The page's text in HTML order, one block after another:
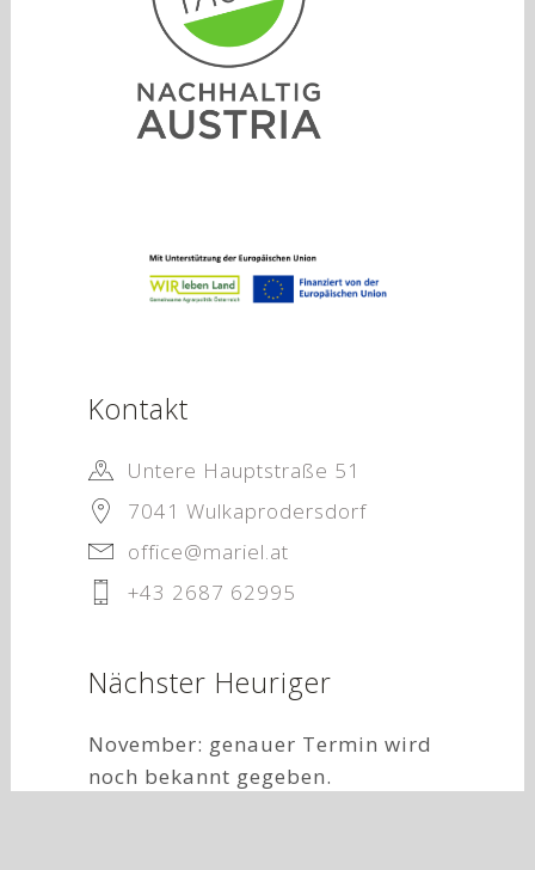
Kontakt
Untere Hauptstraße 51
7041 Wulkaprodersdorf
office@mariel.at
+43 2687 62995
Nächster Heuriger
November: genauer Termin wird
noch bekannt gegeben.